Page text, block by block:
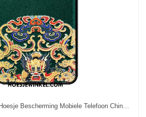
Huawei Mate 30 Pro Hoesje Bescherming Mobiele Telefoon Chinese Stijl, Huawei Mate 30 Pro Hoesje All Inclusive Wind